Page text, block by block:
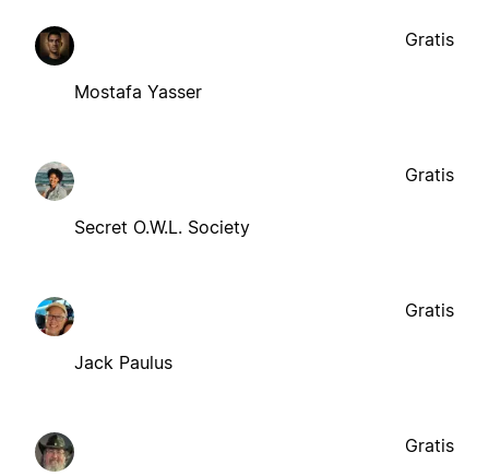
Mostafa Yasser
Gratis
Secret O.W.L. Society
Gratis
Jack Paulus
Gratis
Gratis